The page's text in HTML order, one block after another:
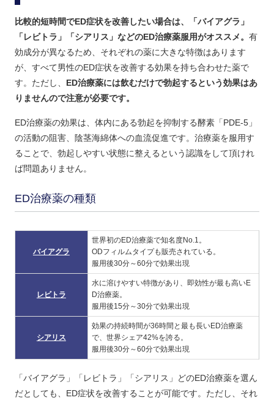
比較的短時間でED症状を改善したい場合は、「バイアグラ」
「レビトラ」「シアリス」などのED治療薬服用がオススメ。 有
効成分が異なるため、それぞれの薬に大きな特徴はあります
が、すべて男性のED症状を改善する効果を持ち合わせた薬で
す。ただし、 ED治療薬には飲むだけで勃起するという効果はあ
りませんので注意が必要です。
ED治療薬の効果は、体内にある勃起を抑制する酵素「PDE-5」
の活動の阻害、陰茎海綿体への血流促進です。治療薬を服用す
ることで、勃起しやすい状態に整えるという認識をして頂けれ
ば問題ありません。
ED治療薬の種類
バイアグラ
世界初のED治療薬で知名度No.1。
ODフィルムタイプも販売されている。
服用後30分～60分で効果出現
レビトラ
水に溶けやすい特徴があり、即効性が最も高いE
D治療薬。
服用後15分～30分で効果出現
シアリス
効果の持続時間が36時間と最も長いED治療薬
で、世界シェア42%を誇る。
服用後30分～60分で効果出現
「バイアグラ」「レビトラ」「シアリス」どのED治療薬を選ん
だとしても、ED症状を改善することが可能です。ただし、それ